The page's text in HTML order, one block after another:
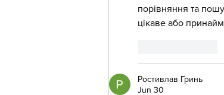
порівняння та
цікаве або
Ростивлав Гринь
Jun 30